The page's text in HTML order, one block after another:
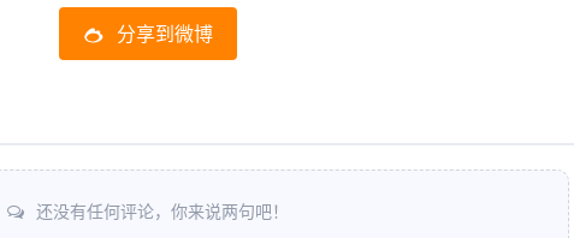
分享到微博
还没有任何评论，你来说两句吧！